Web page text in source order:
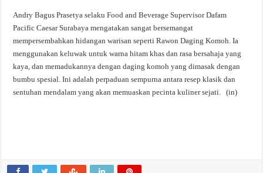
Andry Bagus Prasetya selaku Food and Beverage Supervisor Dafam
Pacific Caesar Surabaya mengatakan sangat bersemangat
mempersembahkan hidangan warisan seperti Rawon Daging Komoh. Ia
menggunakan keluwak untuk warna hitam khas dan rasa bersahaja yang
kaya, dan memadukannya dengan daging komoh yang dimasak dengan
bumbu spesial. Ini adalah perpaduan sempurna antara resep klasik dan
sentuhan mendalam yang akan memuaskan pecinta kuliner sejati. (in)